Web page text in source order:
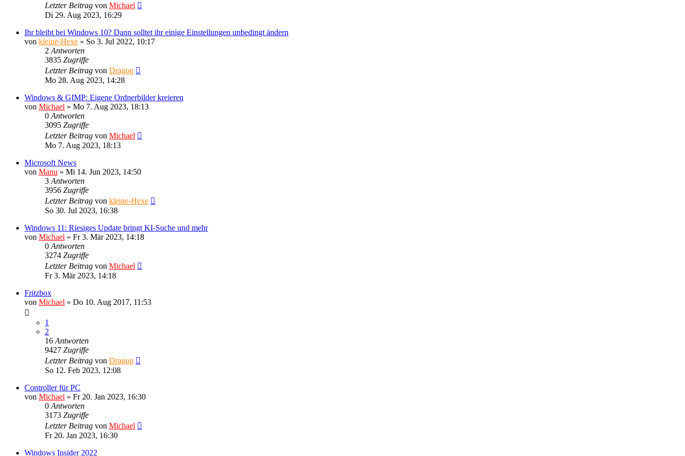
Letzter Beitrag von Michael
Di 29. Aug 2023, 16:29
Ihr bleibt bei Windows 10? Dann solltet ihr einige Einstellungen unbedingt ändern
von kleine-Hexe » So 3. Jul 2022, 10:17
2 Antworten
3835 Zugriffe
Letzter Beitrag von Dragon
Mo 28. Aug 2023, 14:28
Windows & GIMP: Eigene Ordnerbilder kreieren
von Michael » Mo 7. Aug 2023, 18:13
0 Antworten
3095 Zugriffe
Letzter Beitrag von Michael
Mo 7. Aug 2023, 18:13
Microsoft News
von Manu » Mi 14. Jun 2023, 14:50
3 Antworten
3956 Zugriffe
Letzter Beitrag von kleine-Hexe
So 30. Jul 2023, 16:38
Windows 11: Riesiges Update bringt KI-Suche und mehr
von Michael » Fr 3. Mär 2023, 14:18
0 Antworten
3274 Zugriffe
Letzter Beitrag von Michael
Fr 3. Mär 2023, 14:18
Fritzbox
von Michael » Do 10. Aug 2017, 11:53
1
2
16 Antworten
9427 Zugriffe
Letzter Beitrag von Dragon
So 12. Feb 2023, 12:08
Controller für PC
von Michael » Fr 20. Jan 2023, 16:30
0 Antworten
3173 Zugriffe
Letzter Beitrag von Michael
Fr 20. Jan 2023, 16:30
Windows Insider 2022